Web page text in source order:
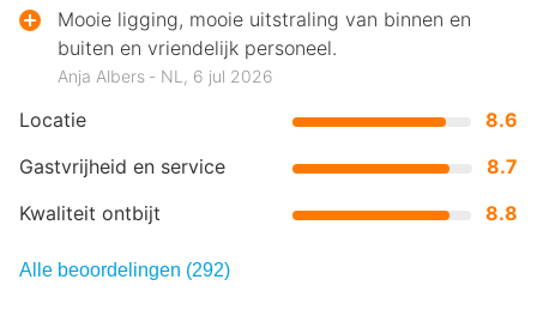
Locatie
8.6
Gastvrijheid en service
8.7
Kwaliteit ontbijt
8.8
Mooie ligging, mooie uitstraling van binnen en
buiten en vriendelijk personeel.
Anja Albers ‐ NL, 6 jul 2026
Alle beoordelingen (292)